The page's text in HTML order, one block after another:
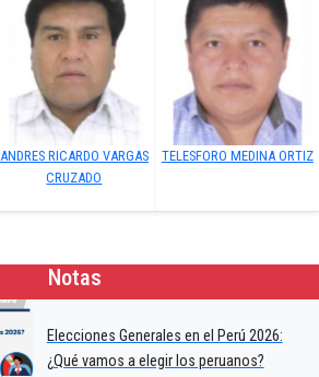
ANDRES RICARDO VARGAS
CRUZADO
TELESFORO MEDINA ORTIZ
Notas
Elecciones Generales en el Perú 2026:
¿Qué vamos a elegir los peruanos?